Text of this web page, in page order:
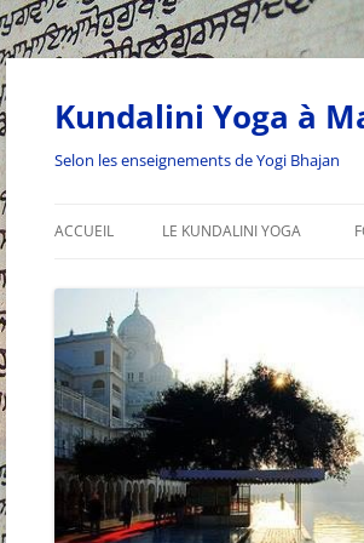
Kundalini Yoga à
Selon les enseignements de Yogi Bhajan
ACCUEIL LE KUNDALINI YOGA